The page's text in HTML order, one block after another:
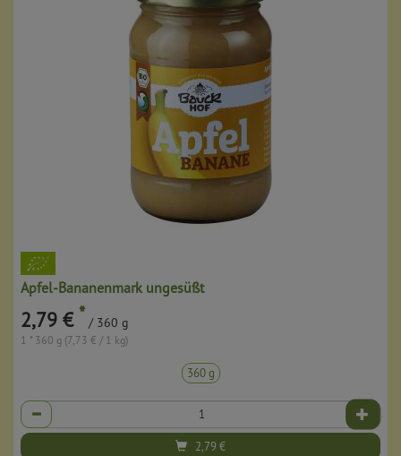
Apfel-Bananenmark ungesüßt
2,79 € * / 360 g
1 * 360 g (7,73 € / 1 kg)
360 g
Anzahl
2,79€